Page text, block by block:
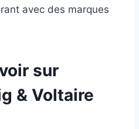
avec des marques
sur
& Voltaire